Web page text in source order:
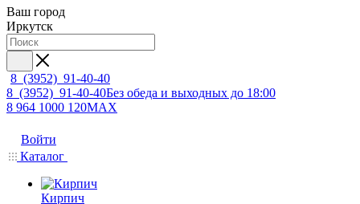
Ваш город
Иркутск
8 (3952) 91-40-40
8 (3952) 91-40-40Без обеда и выходных до 18:00
8 964 1000 120MAX
Войти
Каталог
Кирпич